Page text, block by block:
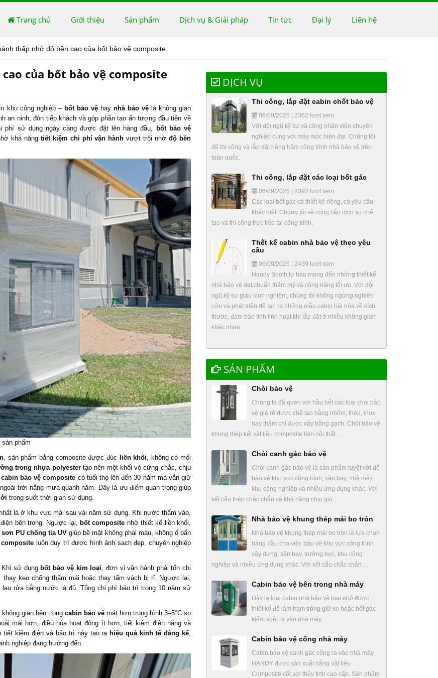
Trang chủ Giới thiệu Sản phẩm Dịch vụ & Giải pháp Tin tức Đại lý Liên hệ
thấp nhờ độ bền cao của bốt bảo vệ composite
của bốt bảo vệ composite
khu công nghiệp – bốt bảo vệhay nhà bảo vệlà không gian
an ninh, đón tiếp khách và góp phần tạo ấn tượng đầu tiên về
sử dụng ngày càng được đặt lên hàng đầu,
bốt bảo vệ
khả năng tiết kiệm chi phí vận hành vượt trội nhờđộ bền
phẩm
, sản phẩm bằng composite được đúc liền khối , không có mối
trong nhựa polyestertạo nên một khối vỏ cứng chắc, chịu
cabin bảo vệ composite có tuổi thọ lên đến 30 năm mà vẫn giữ
trời nắng mưa quanh năm. Đây là ưu điểm quan trọng giúp
trong suốt thời gian sử dụng.
là ở khu vực mái sau vài năm sử dụng. Khi nước thấm vào,
bên trong. Ngược lại,
bốt composite nhờ thiết kế liền khối,
PU chống tia UV giúp bề mặt không phai màu, không ố bẩn
luôn duy trì được hình ảnh sạch đẹp, chuyên nghiệp
Khi sử dụng bốt bảo vệ kim loại , đơn vị vận hành phải tốn chi
keo chống thấm mái hoặc thay tấm vách bị rỉ. Ngược lại,
rửa bằng nước là đủ. Tổng chi phí bảo trì trong 10 năm sử
không gian bên trong cabin bảo vệ mát hơn trung bình 3–5°C so
mái hơn, điều hòa hoạt động ít hơn, tiết kiệm điện năng và
tiết kiệm điện và bảo trì này tạo ra hiệu quả kinh tế đáng kể
nghiệp đang hướng đến.
DỊCH VỤ
Thi công, lắp đặt cabin chốt bảo vệ
06/09/2025 | 2362 lượt xem
Với đội ngũ kỹ sư và công nhân viên chuyên
nghiệp cùng với máy móc hiện đại. Chúng tôi
đã thi công và lắp đặt hàng trăm công trình nhà bảo vệ trên
toàn quốc.
Thi công, lắp đặt các loại bốt gác
06/09/2025 | 2392 lượt xem
Các loại bốt gác có thiết kế riêng, có yêu cầu
khác biệt. Chúng tôi sẽ cung cấp dịch vụ chế
tạo và thi công trực tiếp tại công trình.
Thết kế cabin nhà bảo vệ theo yêu
cầu
06/09/2025 | 2439 lượt xem
Handy Booth tự hào mang đến những thiết kế
nhà bảo vệ đạt chuẩn thẩm mỹ và công năng tối ưu. Với đội
ngũ kỹ sư giàu kinh nghiệm, chúng tôi không ngừng nghiên
cứu và phát triển để tạo ra những mẫu cabin hài hòa về kích
thước, đảm bảo tính linh hoạt khi lắp đặt ở nhiều không gian
khác nhau.
SẢN PHẨM
Chòi bảo vệ
Chúng ta đã quen với hầu hết các loại chòi bảo
vệ giá rẻ được chế tạo bằng nhôm, thép, inox
hay thậm chí được xây bằng gạch. Chòi bảo vệ
khung thép kết vật liệu composite làm nội thất…
Chòi canh gác bảo vệ
Chòi canh gác bảo vệ là sản phẩm tuyệt vời để
bảo vệ khu vực công trình, sân bay, nhà máy,
khu công nghiệp và nhiều ứng dụng khác. Với
kết cấu thép chắc chắn và khả năng chịu gió…
Nhà bảo vệ khung thép mái bo tròn
Nhà bảo vệ khung thép mái bo tròn là lựa chọn
hàng đầu cho việc bảo vệ khu vực công trình
xây dựng, sân bay, trường học, khu công
nghiệp và nhiều ứng dụng khác. Với kết cấu chắc chắn…
Cabin bảo vệ bên trong nhà máy
Đây là loại cabin nhà bảo vệ loại nhỏ được
thiết kế để làm trạm trông giữ xe hoặc bốt gác
kiểm soát ra vào nhà máy.
Cabin bảo vệ cổng nhà máy
Cabin bảo vệ canh gác cổng ra vào nhà máy
HANDY được sản xuất bằng vật liệu
Composite cốt sợi thủy tinh cao cấp. Sản phẩm